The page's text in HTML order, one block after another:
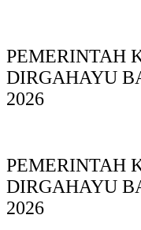
PEMERINTAH
DIRGAHAYU
2026
PEMERINTAH
DIRGAHAYU
2026